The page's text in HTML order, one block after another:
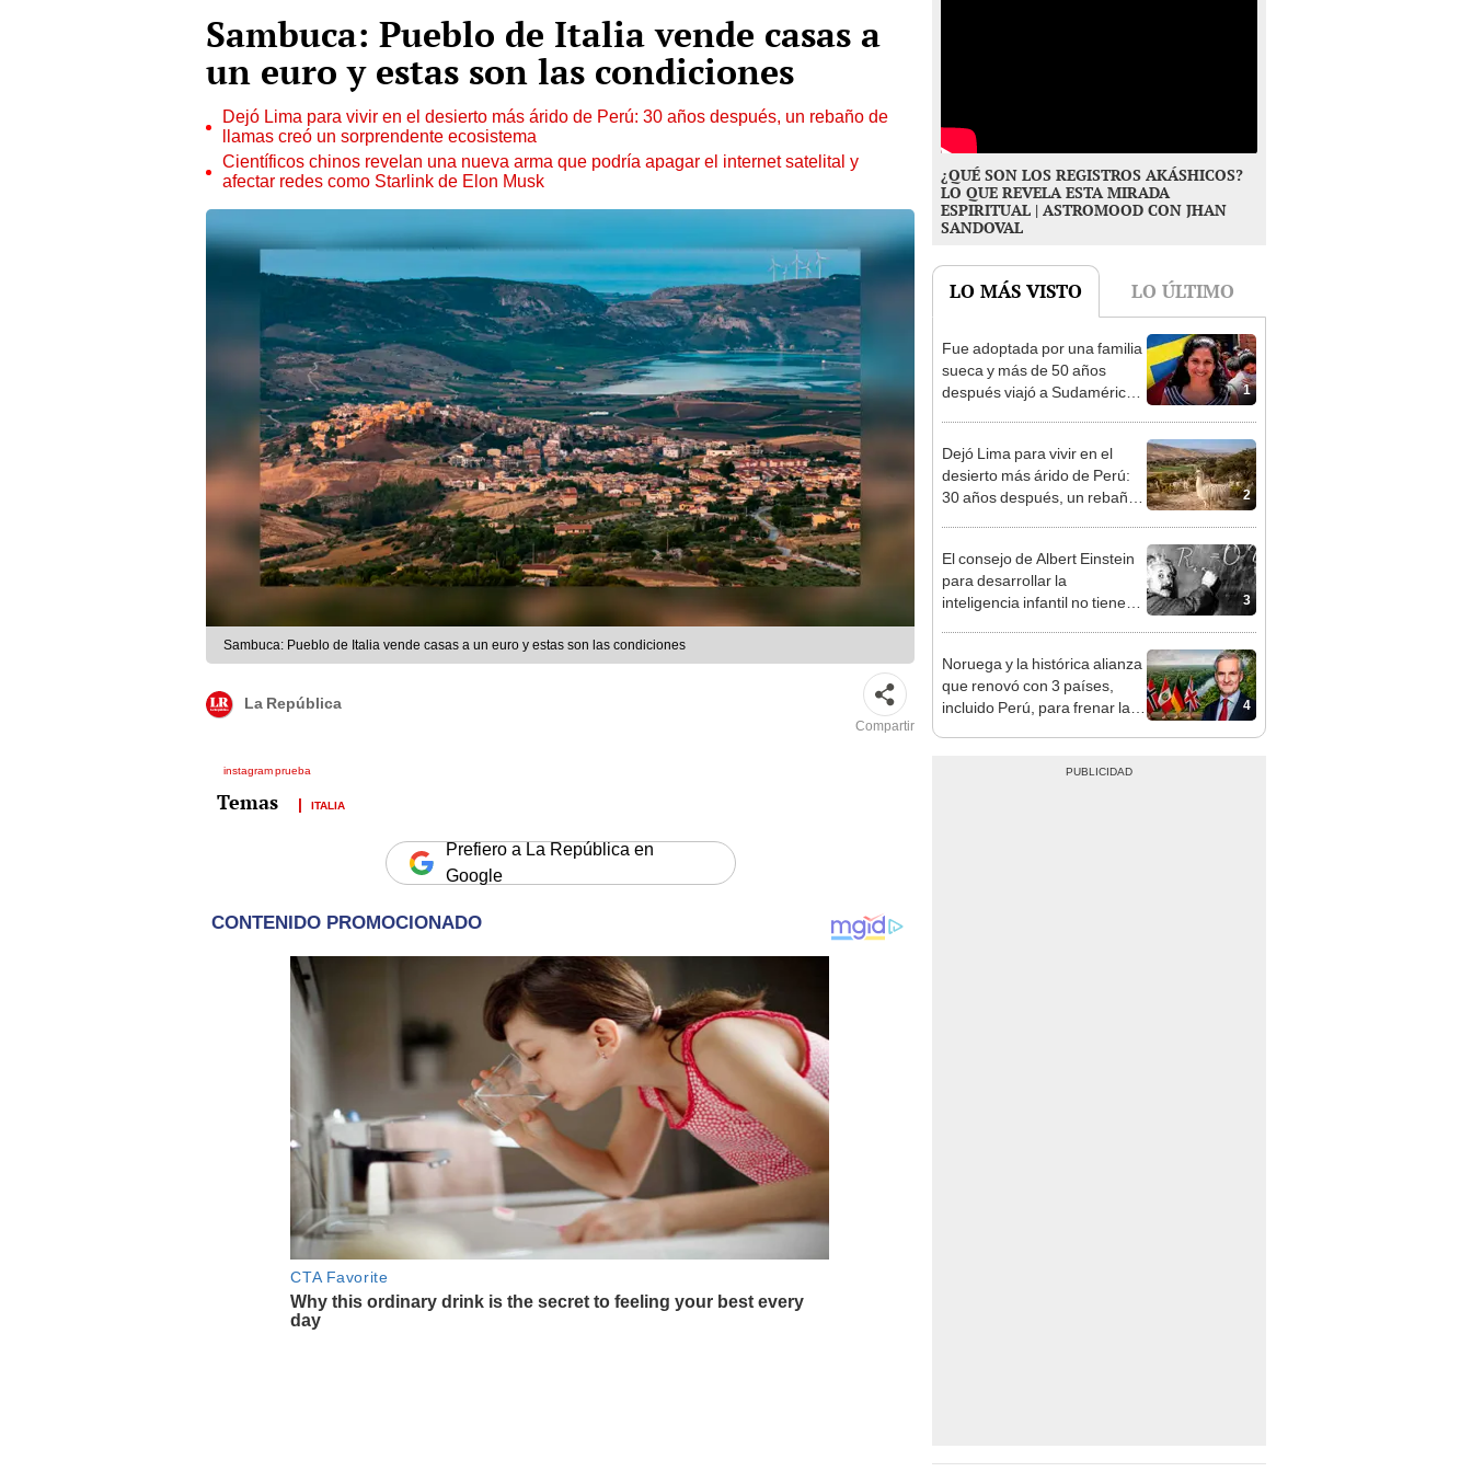
Sambuca: Pueblo de Italia vende casas a
un euro y estas son las condiciones
Dejó Lima para vivir en el desierto más árido de Perú: 30 años después, un rebaño de
llamas creó un sorprendente ecosistema
Científicos chinos revelan una nueva arma que podría apagar el internet satelital y
afectar redes como Starlink de Elon Musk
Sambuca: Pueblo de Italia vende casas a un euro y estas son las condiciones
La República
Compartir
instagram prueba
ITALIA
Prefiero a La República en
Google
¿QUÉ SON LOS REGISTROS AKÁSHICOS?
LO QUE REVELA ESTA MIRADA
ESPIRITUAL | ASTROMOOD CON JHAN
SANDOVAL
LO MÁS VISTO LO ÚLTIMO
1
Fue adoptada por una familia
sueca y más de 50 años
después viajó a Sudamérica
2
Dejó Lima para vivir en el
desierto más árido de Perú:
30 años después, un rebaño
3
El consejo de Albert Einstein
para desarrollar la
inteligencia infantil no tiene
4
Noruega y la histórica alianza
que renovó con 3 países,
incluido Perú, para frenar la